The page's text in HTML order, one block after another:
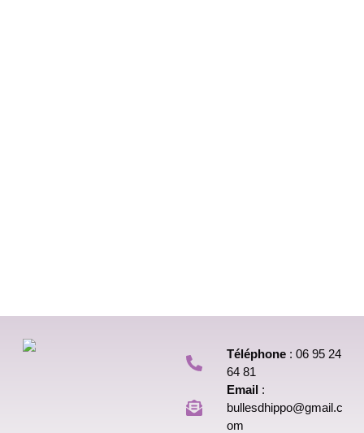
Téléphone : 06 95 24
64 81
Email :
bullesdhippo@gmail.c
om